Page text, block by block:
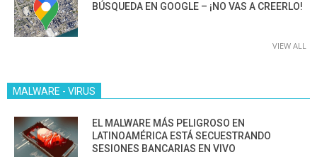
BÚSQUEDA EN GOOGLE – ¡NO VAS A CREERLO!
VIEW ALL
MALWARE - VIRUS
EL MALWARE MÁS PELIGROSO EN
LATINOAMÉRICA ESTÁ SECUESTRANDO
SESIONES BANCARIAS EN VIVO